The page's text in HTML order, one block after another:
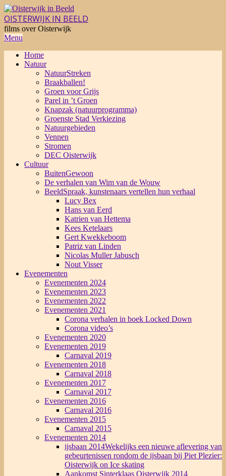
Skip
to
content
OISTERWIJK IN BEELD
films over Oisterwijk
Primary
Menu
Menu
Home
Natuur
NatuurStreken
Braakballen!
Groen voor Grijs
Parel in ’t Groen
Knapzak (natuurprogramma)
Groenste Stad Verkiezing
Natuurgebieden
Vennen
Stromen
DEC Oisterwijk
Cultuur
BuitenGewoon
De verhalen van Wim van de Wouw
BeeldSpraak, kunstenaars vertellen hun verhaal
Lucy Bex
Hans van Eerd
Katrien van Hettema
Kees Ketelaars
Gert Kwekkeboom
Patriz van Linden
Nicolas Muller Jabusch
Nout Visser
Evenementen
Evenementen 2024
Evenementen 2023
Evenementen 2022
Evenementen 2021
Corona verhalen in boek Locked Down
Corona video’s
Evenementen 2020
Evenementen 2019
Carnaval 2019
Evenementen 2018
Carnaval 2018
Evenementen 2017
Carnaval 2017
Evenementen 2016
Carnaval 2016
Evenementen 2015
Carnaval 2015
Evenementen 2014
ijsbaan 2014Wekelijks een nieuwe aflevering van
gebeurtenissen rondom de ijsbaan bij Piet Plezier:
Oisterwijk on Ice skating
Aankomst Sinterklaas Oisterwijk 2014